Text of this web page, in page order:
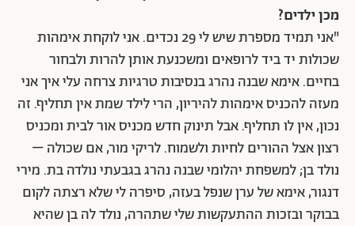
מכן ילדים?
"אני תמיד מספרת שיש לי 29 נכדים. אני לוקחת אימהות
שכולות יד ביד לרופאים ומשכנעת אותן להרות ולבחור
בחיים. אימא שבנה נהרג בנסיבות טרגיות צרחה עלי איך אני
מעזה להכניס אימהות להיריון, הרי לילד שמת אין תחליף. זה
נכון, אין לו תחליף. אבל תינוק חדש מכניס אור לבית ומכניס
רצון אצל ההורים לחיות ולשמוח. לריקי מור, אם שכולה –
נולד בן; למשפחת יהלומי שבנה נהרג בגבעתי נולדה בת. מירי
דנגור, אימא של ערן שנפל בעזה, סיפרה לי שלא רצתה לקום
בבוקר ובזכות ההתעקשות שלי שתהרה, נולד לה בן שהיא